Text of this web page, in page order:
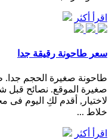
اقرأ أكثر
سعر طاحونة رقيقة جدا
طاحونة صغيرة الحجم جدا.
صغيرة الموقع. نصائح قبل
لاختيار, أقدم لكِ اليوم فى
خلاط ...
اقرأ أكثر